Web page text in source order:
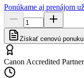
Ponúkame aj prenájom
Získať cenovú ponuku
Canon Accredited Partner